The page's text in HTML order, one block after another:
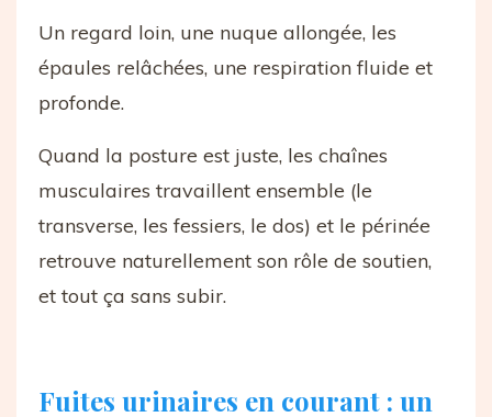
Un regard loin, une nuque allongée, les
épaules relâchées, une respiration fluide et
profonde.
Quand la posture est juste, les chaînes
musculaires travaillent ensemble (le
transverse, les fessiers, le dos) et le périnée
retrouve naturellement son rôle de soutien,
et tout ça sans subir.
Fuites urinaires en courant : un